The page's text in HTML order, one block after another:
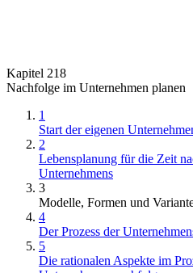
Kapitel 218
Nachfolge im Unternehmen planen
1
Start der eigenen
2
Lebensplanung für die Zeit
Unternehmens
3
Modelle, Formen und
4
Der Prozess der
5
Die rationalen Aspekte im